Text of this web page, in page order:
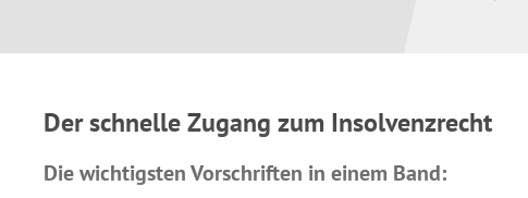
Der schnelle Zugang zum Insolvenzrecht
Die wichtigsten Vorschriften in einem Band: